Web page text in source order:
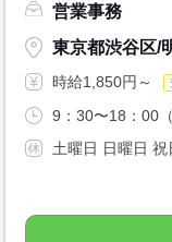
営業事務
東京都渋谷区/
時給1,850円～
9：30〜18：00
土曜日 日曜日 祝